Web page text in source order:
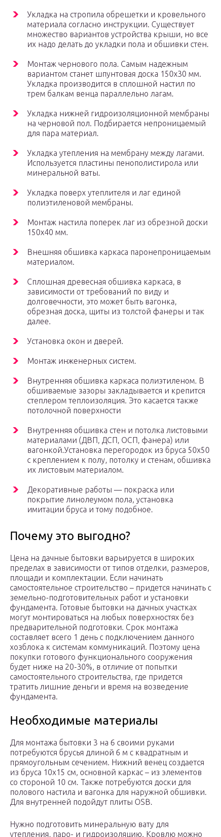
Укладка на стропила обрешетки и кровельного
материала согласно инструкции. Существует
множество вариантов устройства крыши, но все
их надо делать до укладки пола и обшивки стен.
Монтаж чернового пола. Самым надежным
вариантом станет шпунтовая доска 150х30 мм.
Укладка производится в сплошной настил по
трем балкам венца параллельно лагам.
Укладка нижней гидроизоляционной мембраны
на черновой пол. Подбирается непроницаемый
для пара материал.
Укладка утепления на мембрану между лагами.
Используется пластины пенополистирола или
минеральной ваты.
Укладка поверх утеплителя и лаг единой
полиэтиленовой мембраны.
Монтаж настила поперек лаг из обрезной доски
150х40 мм.
Внешняя обшивка каркаса паронепроницаемым
материалом.
Сплошная древесная обшивка каркаса, в
зависимости от требований по виду и
долговечности, это может быть вагонка,
обрезная доска, щиты из толстой фанеры и так
далее.
Установка окон и дверей.
Монтаж инженерных систем.
Внутренняя обшивка каркаса полиэтиленом. В
обшиваемые зазоры закладывается и крепится
степлером теплоизоляция. Это касается также
потолочной поверхности
Внутренняя обшивка стен и потолка листовыми
материалами (ДВП, ДСП, ОСП, фанера) или
вагонкой.Установка перегородок из бруса 50х50
с креплением к полу, потолку и стенам, обшивка
их листовым материалом.
Декоративные работы — покраска или
покрытие линолеумом пола, установка
имитации бруса и тому подобное.
Почему это выгодно?
Цена на дачные бытовки варьируется в широких
пределах в зависимости от типов отделки, размеров,
площади и комплектации. Если начинать
самостоятельное строительство – придется начинать с
земельно-подготовительных работ и установки
фундамента. Готовые бытовки на дачных участках
могут монтироваться на любых поверхностях без
предварительной подготовки. Срок монтажа
составляет всего 1 день с подключением данного
хозблока к системам коммуникаций. Поэтому цена
покупки готового функционального сооружения
будет ниже на 20-30%, в отличие от попытки
самостоятельного строительства, где придется
тратить лишние деньги и время на возведение
фундамента.
Необходимые материалы
Для монтажа бытовки 3 на 6 своими руками
потребуются брусья длиной 6 м с квадратным и
прямоугольным сечением. Нижний венец создается
из бруса 10х15 см, основной каркас – из элементов
со стороной 10 см. Также потребуются доски для
полового настила и вагонка для наружной обшивки.
Для внутренней подойдут плиты OSB.
Нужно подготовить минеральную вату для
утепления, паро- и гидроизоляцию. Кровлю можно